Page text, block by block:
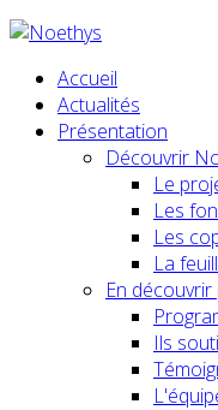
Accueil
Actualités
Présentation
Découvrir
Le
Les
Les
La
En découvrir
Ils